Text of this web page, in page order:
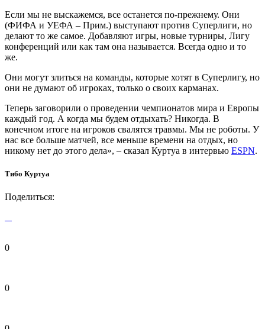
Если мы не выскажемся, все останется по-прежнему. Они
(ФИФА и УЕФА – Прим.) выступают против Суперлиги, но
делают то же самое. Добавляют игры, новые турниры, Лигу
конференций или как там она называется. Всегда одно и то
же.
Они могут злиться на команды, которые хотят в Суперлигу, но
они не думают об игроках, только о своих карманах.
Теперь заговорили о проведении чемпионатов мира и Европы
каждый год. А когда мы будем отдыхать? Никогда. В
конечном итоге на игроков свалятся травмы. Мы не роботы. У
нас все больше матчей, все меньше времени на отдых, но
никому нет до этого дела», – сказал Куртуа в интервью ESPN.
Тибо Куртуа
Поделиться:
0
0